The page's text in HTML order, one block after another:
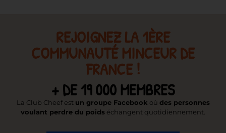
REJOIGNEZ LA 1ÈRE
COMMUNAUTÉ MINCEUR DE
FRANCE !
+ DE 19 000 MEMBRES
La Club Cheef est un groupe Facebook où des personnes
voulant perdre du poids échangent quotidiennement.